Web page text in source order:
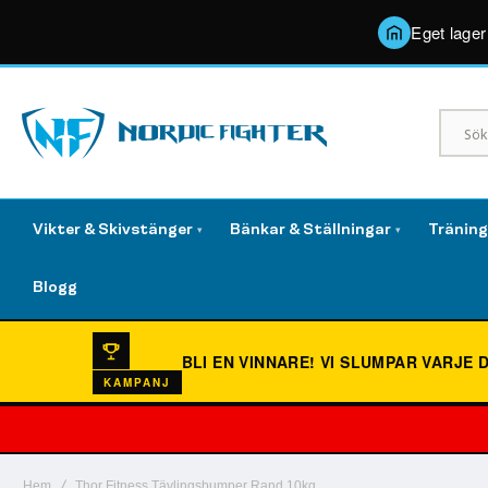
Eget
Vikter & Skivstänger ▾ Bänkar & Ställningar ▾
Blogg
KAMPANJ
BLI EN VINNARE!VI SLUMPAR VARJE